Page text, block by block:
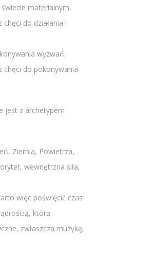
materialnym,
do działania i
wyzwań,
chęci do pokonywania
jest z archetypem
Ziemia, Powietrza,
wewnętrzna siła,
więc poświęcić czas
którą
zwłaszcza muzykę;